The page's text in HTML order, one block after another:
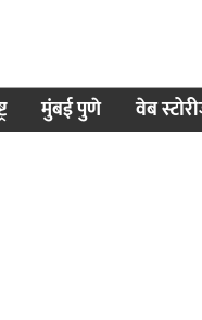
मुंबई पुणे वेब